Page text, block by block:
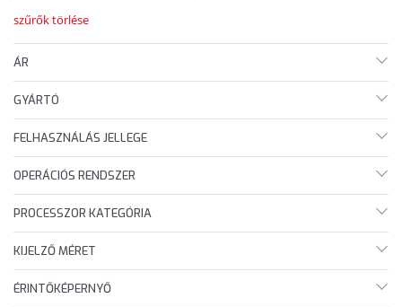
szűrők törlése
ÁR
GYÁRTÓ
FELHASZNÁLÁS JELLEGE
OPERÁCIÓS RENDSZER
PROCESSZOR KATEGÓRIA
KIJELZŐ MÉRET
ÉRINTŐKÉPERNYŐ